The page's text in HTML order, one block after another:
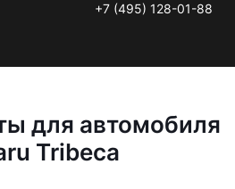
+7 (495) 128-01-88
для автомобиля
Tribeca